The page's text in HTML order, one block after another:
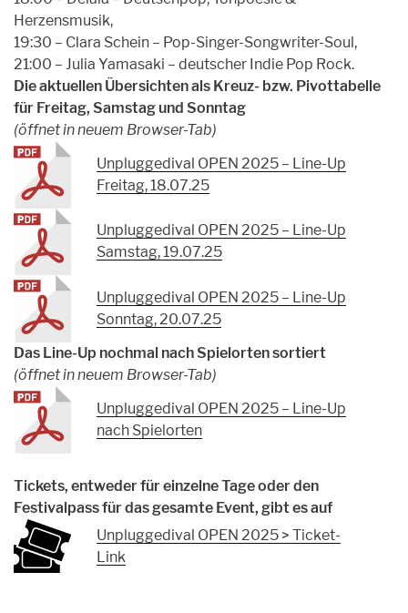
Herzensmusik,
19:30 – Clara Schein – Pop-Singer-Songwriter-Soul,
21:00 – Julia Yamasaki – deutscher Indie Pop Rock.
Die aktuellen Übersichten als Kreuz- bzw. Pivottabelle
für Freitag, Samstag und Sonntag
(öffnet in neuem Browser-Tab)
Unpluggedival OPEN 2025 – Line-Up
Freitag, 18.07.25
Unpluggedival OPEN 2025 – Line-Up
Samstag, 19.07.25
Unpluggedival OPEN 2025 – Line-Up
Sonntag, 20.07.25
Das Line-Up nochmal nach Spielorten sortiert
(öffnet in neuem Browser-Tab)
Unpluggedival OPEN 2025 – Line-Up
nach Spielorten
Tickets, entweder für einzelne Tage oder den
Festivalpass für das gesamte Event, gibt es auf
Unpluggedival OPEN 2025 > Ticket-
Link